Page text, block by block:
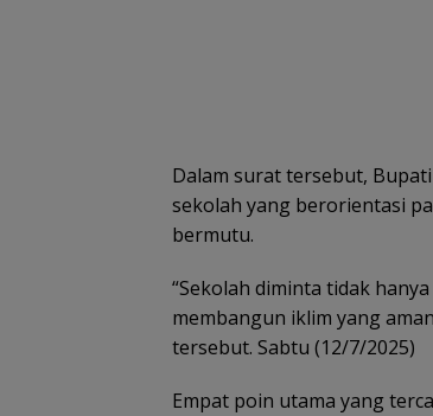
Dalam surat tersebut,
sekolah yang berorientasi
bermutu.
“Sekolah diminta tidak
membangun iklim yang
tersebut. Sabtu (12/7/2025)
Empat poin utama yang